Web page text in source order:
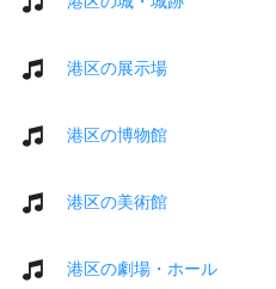
港区の展示場
港区の博物館
港区の美術館
港区の劇場・ホール